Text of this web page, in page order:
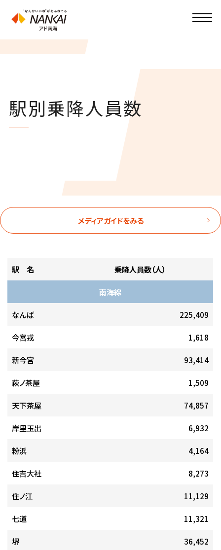
駅別乗降人員数
メディアガイドをみる
駅 名 乗降人員数（人）
南海線
なんば 225,409
今宮戎 1,618
新今宮 93,414
萩ノ茶屋 1,509
天下茶屋 74,857
岸里玉出 6,932
粉浜 4,164
住吉大社 8,273
住ノ江 11,129
七道 11,321
堺 36,452